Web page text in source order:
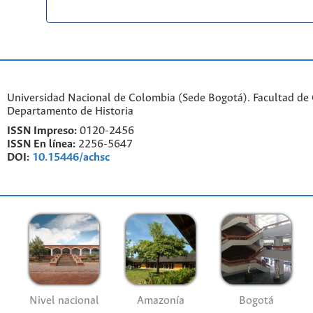
Universidad Nacional de Colombia (Sede Bogotá). Facultad de
Departamento de Historia
ISSN Impreso: 0120-2456
ISSN En línea: 2256-5647
DOI: 10.15446/achsc
Nivel nacional Amazonía Bogotá